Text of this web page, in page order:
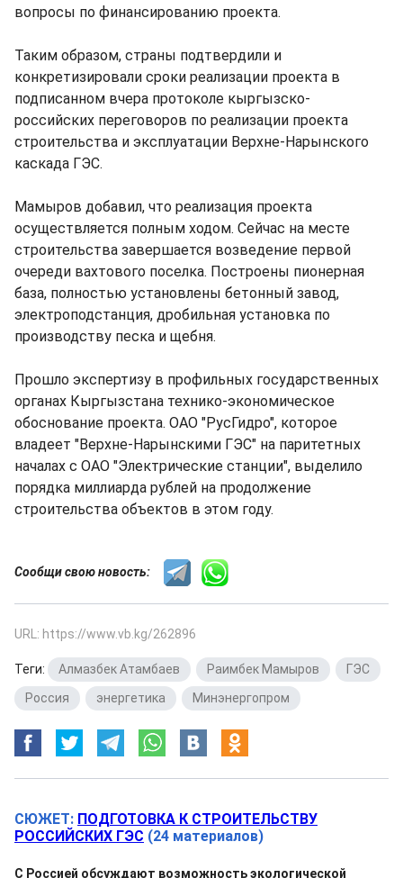
вопросы по финансированию проекта.
Таким образом, страны подтвердили и
конкретизировали сроки реализации проекта в
подписанном вчера протоколе кыргызско-
российских переговоров по реализации проекта
строительства и эксплуатации Верхне-Нарынского
каскада ГЭС.
Мамыров добавил, что реализация проекта
осуществляется полным ходом. Сейчас на месте
строительства завершается возведение первой
очереди вахтового поселка. Построены пионерная
база, полностью установлены бетонный завод,
электроподстанция, дробильная установка по
производству песка и щебня.
Прошло экспертизу в профильных государственных
органах Кыргызстана технико-экономическое
обоснование проекта. ОАО "РусГидро", которое
владеет "Верхне-Нарынскими ГЭС" на паритетных
началах с ОАО "Электрические станции", выделило
порядка миллиарда рублей на продолжение
строительства объектов в этом году.
Сообщи свою новость:
URL: https://www.vb.kg/262896
Теги: Алмазбек Атамбаев Раимбек Мамыров ГЭС
Россия
энергетика Минэнергопром
СЮЖЕТ: ПОДГОТОВКА К СТРОИТЕЛЬСТВУ
РОССИЙСКИХ ГЭС (24 материалов)
С Россией обсуждают возможность экологической